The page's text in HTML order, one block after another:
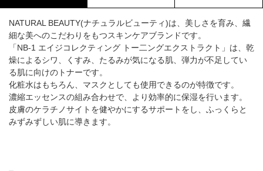
NATURAL BEAUTY(ナチュラルビューティ)は、美しさを育み、繊
細な美へのこだわりをもつスキンケアブランドです。
「NB-1 エイジコレクティング トー二ングエクストラクト」は、乾
燥によるシワ、くすみ、たるみが気になる肌、弾力が不足してい
る肌に向けのトナーです。
化粧水はもちろん、マスクとしても使用できるのが特徴です。
濃縮エッセンスの組み合わせで、より効率的に保湿を行います。
皮膚のケラチノサイトを健やかにするサポートをし、ふっくらと
みずみずしい肌に導きます。